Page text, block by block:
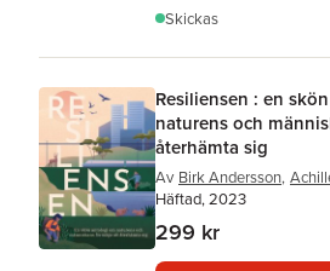
Skickas
Resiliensen : en
naturens och
återhämta sig
Av Birk Andersson,
Häftad, 2023
299 kr